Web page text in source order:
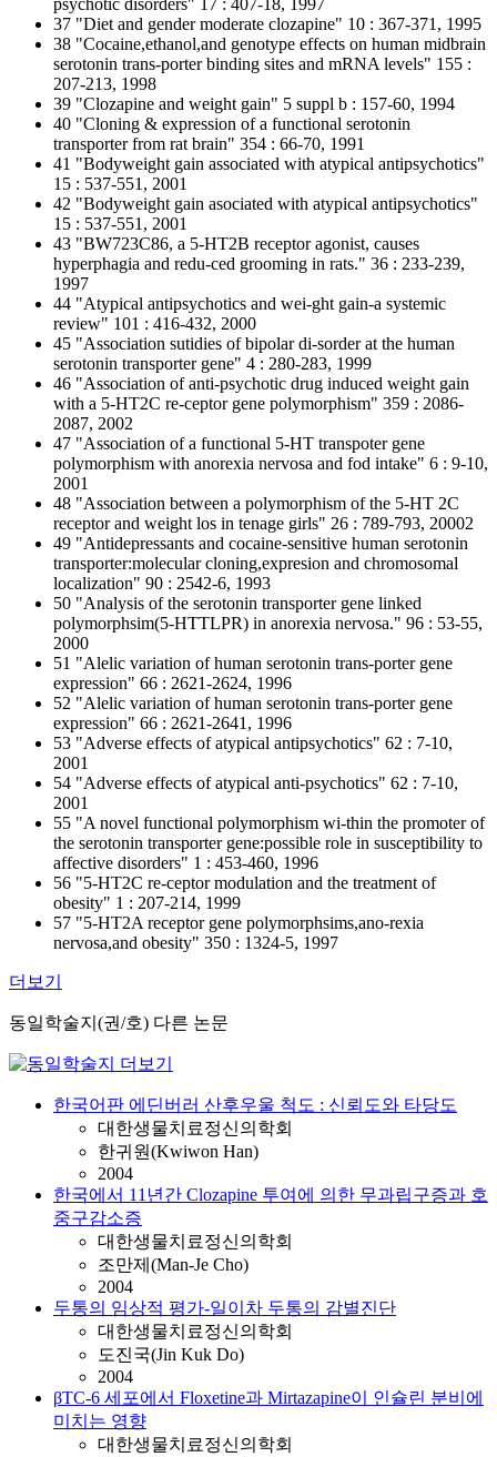
psychotic disorders" 17 : 407-18, 1997
37 "Diet and gender moderate clozapine" 10 : 367-371, 1995
38 "Cocaine,ethanol,and genotype effects on human midbrain
serotonin trans-porter binding sites and mRNA levels" 155 :
207-213, 1998
39 "Clozapine and weight gain" 5 suppl b : 157-60, 1994
40 "Cloning & expression of a functional serotonin
transporter from rat brain" 354 : 66-70, 1991
41 "Bodyweight gain associated with atypical antipsychotics"
15 : 537-551, 2001
42 "Bodyweight gain asociated with atypical antipsychotics"
15 : 537-551, 2001
43 "BW723C86, a 5-HT2B receptor agonist, causes
hyperphagia and redu-ced grooming in rats." 36 : 233-239,
1997
44 "Atypical antipsychotics and wei-ght gain-a systemic
review" 101 : 416-432, 2000
45 "Association sutidies of bipolar di-sorder at the human
serotonin transporter gene" 4 : 280-283, 1999
46 "Association of anti-psychotic drug induced weight gain
with a 5-HT2C re-ceptor gene polymorphism" 359 : 2086-
2087, 2002
47 "Association of a functional 5-HT transpoter gene
polymorphism with anorexia nervosa and fod intake" 6 : 9-10,
2001
48 "Association between a polymorphism of the 5-HT 2C
receptor and weight los in tenage girls" 26 : 789-793, 20002
49 "Antidepressants and cocaine-sensitive human serotonin
transporter:molecular cloning,expresion and chromosomal
localization" 90 : 2542-6, 1993
50 "Analysis of the serotonin transporter gene linked
polymorphsim(5-HTTLPR) in anorexia nervosa." 96 : 53-55,
2000
51 "Alelic variation of human serotonin trans-porter gene
expression" 66 : 2621-2624, 1996
52 "Alelic variation of human serotonin trans-porter gene
expression" 66 : 2621-2641, 1996
53 "Adverse effects of atypical antipsychotics" 62 : 7-10,
2001
54 "Adverse effects of atypical anti-psychotics" 62 : 7-10,
2001
55 "A novel functional polymorphism wi-thin the promoter of
the serotonin transporter gene:possible role in susceptibility to
affective disorders" 1 : 453-460, 1996
56 "5-HT2C re-ceptor modulation and the treatment of
obesity" 1 : 207-214, 1999
57 "5-HT2A receptor gene polymorphsims,ano-rexia
nervosa,and obesity" 350 : 1324-5, 1997
더보기
동일학술지(권/호) 다른 논문
한국어판 에딘버러 산후우울 척도 : 신뢰도와 타당도
대한생물치료정신의학회
한귀원(Kwiwon Han)
2004
한국에서 11년간 Clozapine 투여에 의한 무과립구증과 호
중구감소증
대한생물치료정신의학회
조만제(Man-Je Cho)
2004
두통의 임상적 평가-일이차 두통의 감별진단
대한생물치료정신의학회
도진국(Jin Kuk Do)
2004
βTC-6 세포에서 Floxetine과 Mirtazapine이 인슐린 분비에
미치는 영향
대한생물치료정신의학회